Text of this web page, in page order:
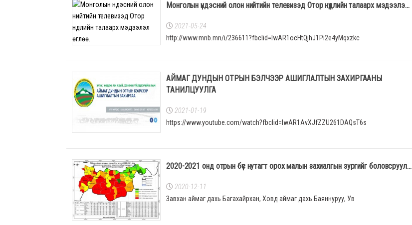
Монголын үндэсний олон нийтийн телевизэд Отор нүүдлийн талаарх мэдээлэ...
2021-05-24
http://www.mnb.mn/i/236611?fbclid=IwAR1ocHtQjhJ1Pi2e4yMqxzkc
АЙМАГ ДУНДЫН ОТРЫН БЭЛЧЭЭР АШИГЛАЛТЫН ЗАХИРГААНЫ
ТАНИЛЦУУЛГА
2021-01-19
https://www.youtube.com/watch?fbclid=IwAR1AvXJfZZU261DAQsT6s
2020-2021 онд отрын бүс нутагт орох малын захиалгын зургийг боловсруул...
2020-12-11
Завхан аймаг дахь Багахайрхан, Ховд аймаг дахь Баяннуруу, Ув